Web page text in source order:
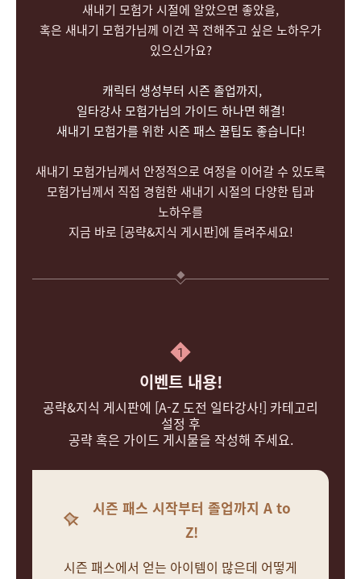
새내기 모험가 시절에 알았으면 좋았을,
혹은 새내기 모험가님께 이건 꼭 전해주고 싶은 노하우가
있으신가요?
캐릭터 생성부터 시즌 졸업까지,
일타강사 모험가님의 가이드 하나면 해결!
새내기 모험가를 위한 시즌 패스 꿀팁도 좋습니다!
새내기 모험가님께서 안정적으로 여정을 이어갈 수 있도록
모험가님께서 직접 경험한 새내기 시절의 다양한 팁과
노하우를
지금 바로 [공략&지식 게시판]에 들려주세요!
1
이벤트 내용!
공략&지식 게시판에 [A-Z 도전 일타강사!] 카테고리
설정 후
공략 혹은 가이드 게시물을 작성해 주세요.
시즌 패스 시작부터 졸업까지 A to
Z!
시즌 패스에서 얻는 아이템이 많은데 어떻게